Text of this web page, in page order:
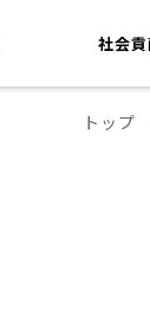
社会
トップ